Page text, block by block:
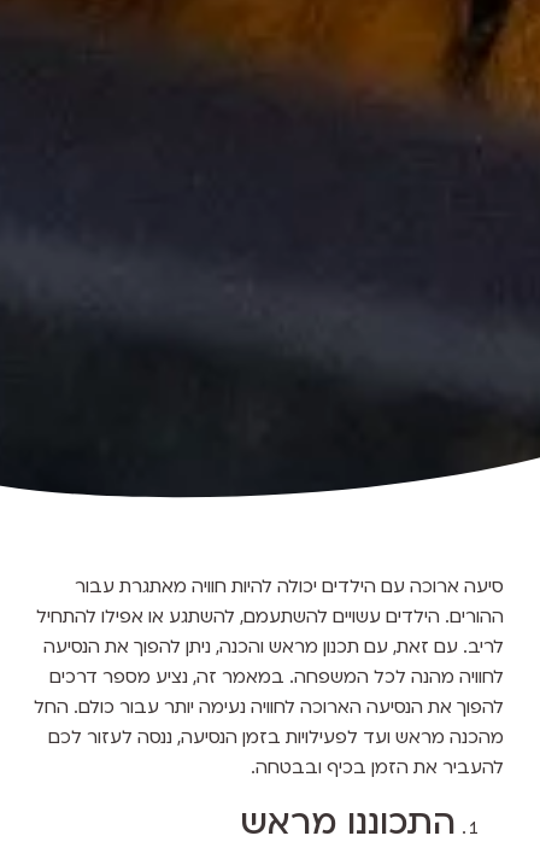
סיעה ארוכה עם הילדים יכולה להיות חוויה מאתגרת עבור
ההורים. הילדים עשויים להשתעמם, להשתגע או אפילו להתחיל
לריב. עם זאת, עם תכנון מראש והכנה, ניתן להפוך את הנסיעה
לחוויה מהנה לכל המשפחה. במאמר זה, נציע מספר דרכים
להפוך את הנסיעה הארוכה לחוויה נעימה יותר עבור כולם. החל
מהכנה מראש ועד לפעילויות בזמן הנסיעה, ננסה לעזור לכם
להעביר את הזמן בכיף ובבטחה.
התכוננו מראש